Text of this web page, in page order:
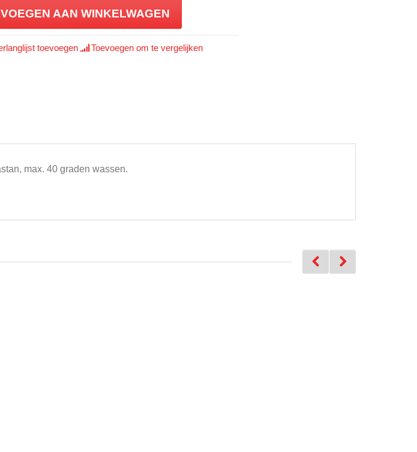
AAN WINKELWAGEN
toevoegen Toevoegen om te vergelijken
max. 40 graden wassen.